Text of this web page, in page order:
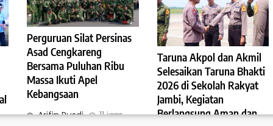
Perguruan Silat Persinas
Asad Cengkareng
Bersama Puluhan Ribu
Massa Ikuti Apel
Kebangsaan
Arifin Rusdi
11 jam
Taruna Akpol dan Akmil
Selesaikan Taruna Bhakti
2026 di Sekolah Rakyat
Jambi, Kegiatan
Berlangsung Aman dan